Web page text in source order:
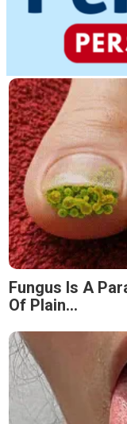
Fungus Is A
Of Plain...